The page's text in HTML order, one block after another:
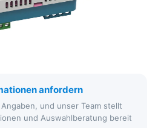
anfordern
und unser Team stellt
und Auswahlberatung bereit